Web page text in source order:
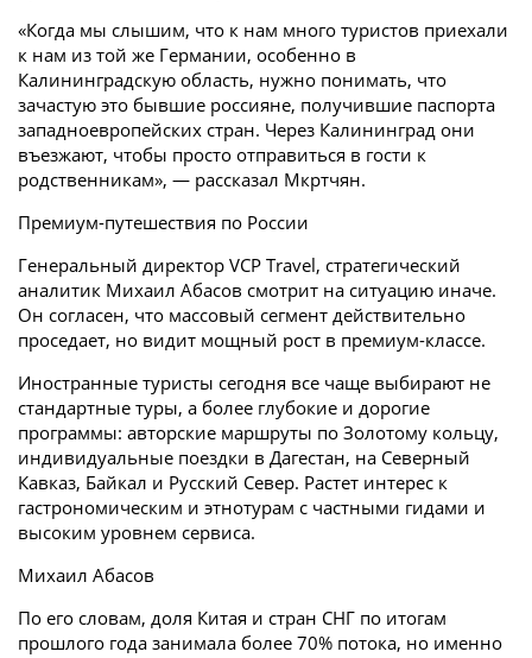
«Когда мы слышим, что к нам много туристов приехали
к нам из той же Германии, особенно в
Калининградскую область, нужно понимать, что
зачастую это бывшие россияне, получившие паспорта
западноевропейских стран. Через Калининград они
въезжают, чтобы просто отправиться в гости к
родственникам», — рассказал Мкртчян.
Премиум-путешествия по России
Генеральный директор VCP Travel, стратегический
аналитик Михаил Абасов смотрит на ситуацию иначе.
Он согласен, что массовый сегмент действительно
проседает, но видит мощный рост в премиум-классе.
Иностранные туристы сегодня все чаще выбирают не
стандартные туры, а более глубокие и дорогие
программы: авторские маршруты по Золотому кольцу,
индивидуальные поездки в Дагестан, на Северный
Кавказ, Байкал и Русский Север. Растет интерес к
гастрономическим и этнотурам с частными гидами и
высоким уровнем сервиса.
Михаил Абасов
По его словам, доля Китая и стран СНГ по итогам
прошлого года занимала более 70% потока, но именно